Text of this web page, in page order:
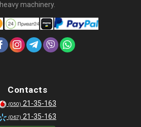
heavy machinery.
Contacts
(050) 21-35-163
(067) 21-35-163